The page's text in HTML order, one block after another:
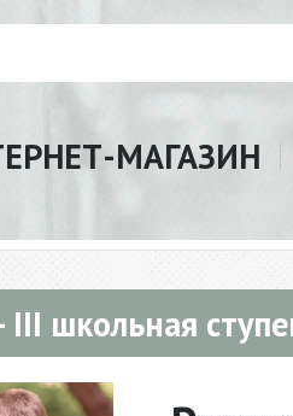
МАГАЗИН
школьная